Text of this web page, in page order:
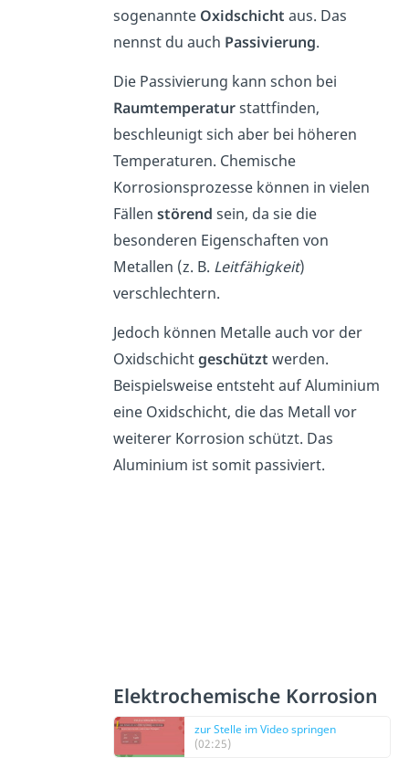
sogenannte Oxidschicht aus. Das
nennst du auch Passivierung.
Die Passivierung kann schon bei
Raumtemperaturstattfinden,
beschleunigt sich aber bei höheren
Temperaturen. Chemische
Korrosionsprozesse können in vielen
Fällen störend sein, da sie die
besonderen Eigenschaften von
Metallen (z. B. Leitfähigkeit)
verschlechtern.
Jedoch können Metalle auch vor der
Oxidschichtgeschützt werden.
Beispielsweise entsteht auf Aluminium
eine Oxidschicht, die das Metall vor
weiterer Korrosion schützt. Das
Aluminium ist somit passiviert.
Elektrochemische Korrosion
zur Stelle im Video springen
(02:25)